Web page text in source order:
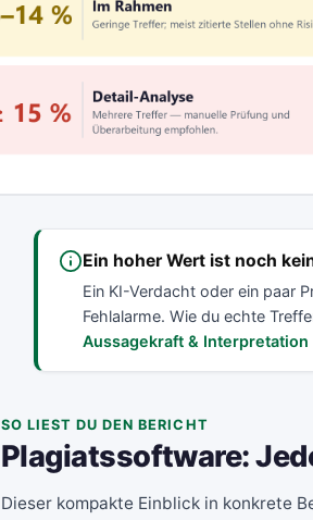
Ein hoher Wert ist noch
Ein KI-Verdacht oder ein paar
Fehlalarme. Wie du echte
Aussagekraft &
SO LIEST DU DEN BERICHT
Plagiatssoftware:
Dieser kompakte Einblick in konkrete